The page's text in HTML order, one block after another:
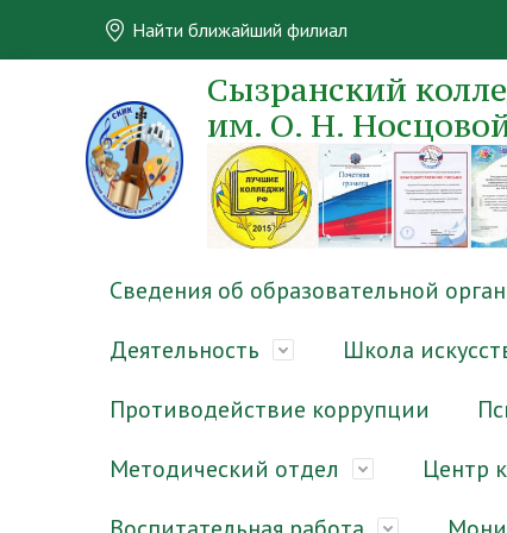
Найти ближайший филиал
Сызранский
им. О. Н.
Сведения об образовательной
Деятельность
Школа
Противодействие коррупции
Методический отдел Центр